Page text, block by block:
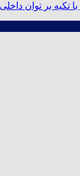
تکیه بر توان